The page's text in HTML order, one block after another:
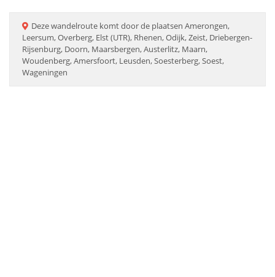
Dezewandelroute komt door de plaatsen Amerongen,
Leersum, Overberg, Elst (UTR), Rhenen, Odijk, Zeist, Driebergen-
Rijsenburg, Doorn, Maarsbergen, Austerlitz, Maarn,
Woudenberg, Amersfoort, Leusden, Soesterberg, Soest,
Wageningen